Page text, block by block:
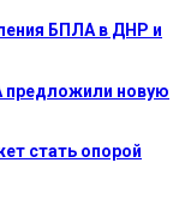
БПЛА в ДНР и
предложили новую
стать опорой